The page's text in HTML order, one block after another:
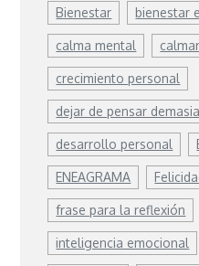
Bienestar bienestar
calma mental
crecimiento personal
dejar de pensar
desarrollo personal
ENEAGRAMA
frase para la reflexión
inteligencia emocional